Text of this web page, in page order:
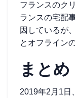
フランスのク
ランスの宅配
因しているが
とオフライン
まとめ
2019年2月1日